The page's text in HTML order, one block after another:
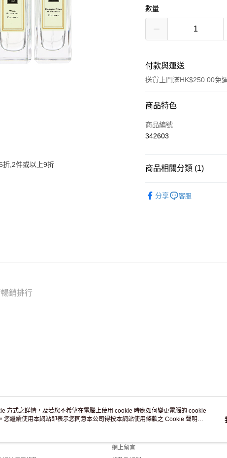
折,2件或以上9折
數量
付款與運送
送貨上門滿HK$250.00免
付款方式
信用卡
商品特色
商品編號
342603
商品相關分類 (1)
分享
客服
銷排行
客戶服務
網上留言
方式之詳情，及若您不希望在電腦上使用 cookie 時應如何變更電腦的 cookie
您繼續使用本網站即表示您同意本公司得按本網站使用條款之 Cookie 聲明使